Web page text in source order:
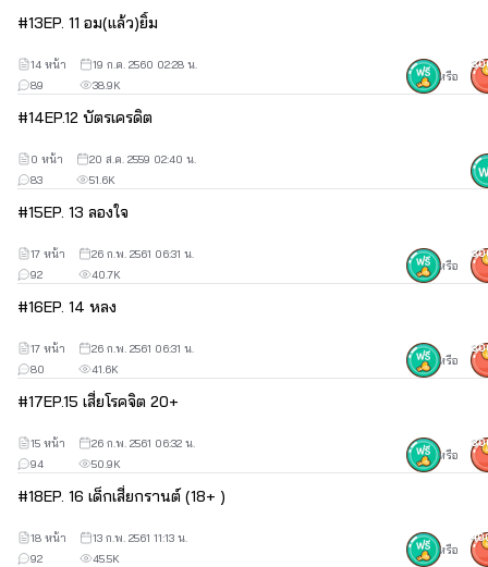
#13EP. 11 อม(แล้ว)ยิ้ม
38.9K
89
14 หน้า
19 ก.ค. 2560 02:28 น.
หรือ
#14EP.12 บัตรเครดิต
51.6K
83
0 หน้า 20 ส.ค. 2559 02:40 น.
#15EP. 13 ลองใจ
40.7K
92
17 หน้า
26 ก.พ. 2561 06:31 น.
หรือ
#16EP. 14 หลง
41.6K
80
17 หน้า
26 ก.พ. 2561 06:31 น.
หรือ
#17EP.15 เสี่ยโรคจิต 20+
50.9K
94
15 หน้า
26 ก.พ. 2561 06:32 น.
หรือ
#18EP. 16 เด็กเสี่ยกรานต์ (18+ )
45.5K
92
18 หน้า
13 ก.พ. 2561 11:13 น.
หรือ